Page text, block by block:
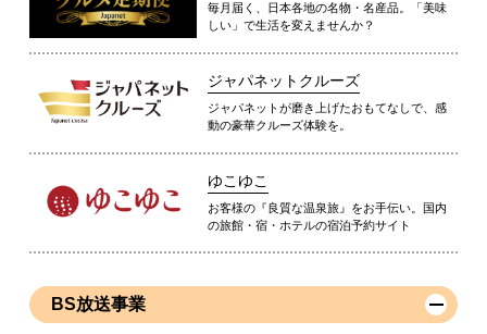
毎月届く、日本各地の名物・名産品。「美味
しい」で生活を変えませんか？
ジャパネットクルーズ
ジャパネットが磨き上げたおもてなしで、感
動の豪華クルーズ体験を。
ゆこゆこ
お客様の『良質な温泉旅』をお手伝い。国内
の旅館・宿・ホテルの宿泊予約サイト
BS放送事業